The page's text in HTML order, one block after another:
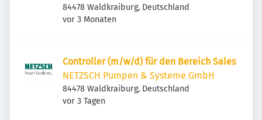
84478 Waldkraiburg, Deutschland
Veröffentlicht:
vor 3 Monaten
Controller (m/w/d) für den Bereich Sales
NETZSCH Pumpen & Systeme GmbH
84478 Waldkraiburg, Deutschland
Veröffentlicht
vor 3 Tagen